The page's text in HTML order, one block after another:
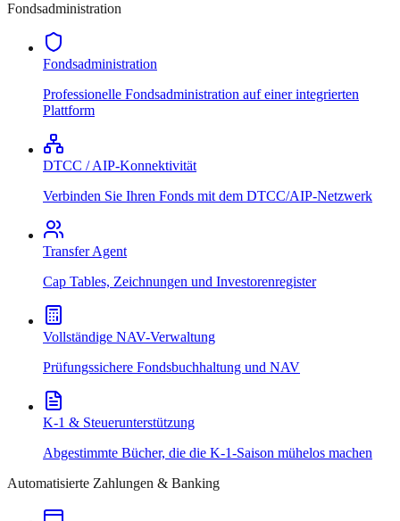
Fondsadministration
Fondsadministration
Professionelle Fondsadministration auf einer integrierten
Plattform
DTCC / AIP-Konnektivität
Verbinden Sie Ihren Fonds mit dem DTCC/AIP-Netzwerk
Transfer Agent
Cap Tables, Zeichnungen und Investorenregister
Vollständige NAV-Verwaltung
Prüfungssichere Fondsbuchhaltung und NAV
K-1 & Steuerunterstützung
Abgestimmte Bücher, die die K-1-Saison mühelos machen
Automatisierte Zahlungen & Banking